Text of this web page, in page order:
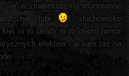
sie w zlowieszcze i monotonne
nie lubi
) sluchowisko
klei ni to death ni to doom horror
efektow - w sam raz na